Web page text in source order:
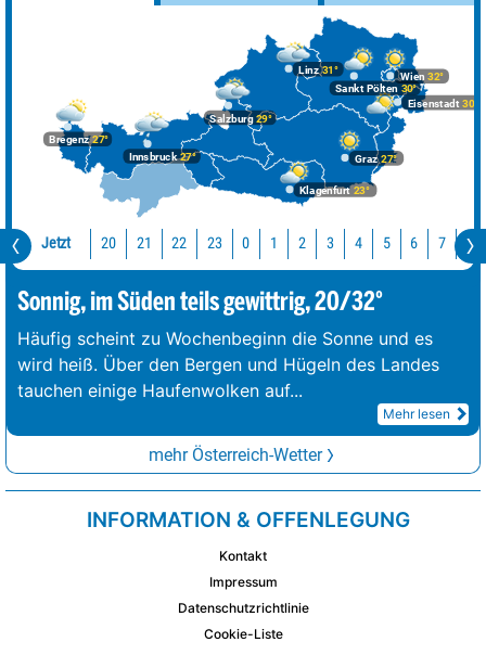
Bregenz27°
Graz27°
Innsbruck27°
Klagenfurt 23°
Linz31°
Salzburg29°
Wien 32°
Eisenstadt 30°
Sankt Pölten 30°
Jetzt 20 21 22 23 0 1 2 3 4 5 6 7 8
Sonnig, im Süden teils gewittrig, 20/32°
Häufig scheint zu Wochenbeginn die Sonne und es
wird heiß. Über den Bergen und Hügeln des Landes
tauchen einige Haufenwolken auf...
Mehr lesen
mehr Österreich-Wetter
INFORMATION & OFFENLEGUNG
Kontakt
Impressum
Datenschutzrichtlinie
Cookie-Liste